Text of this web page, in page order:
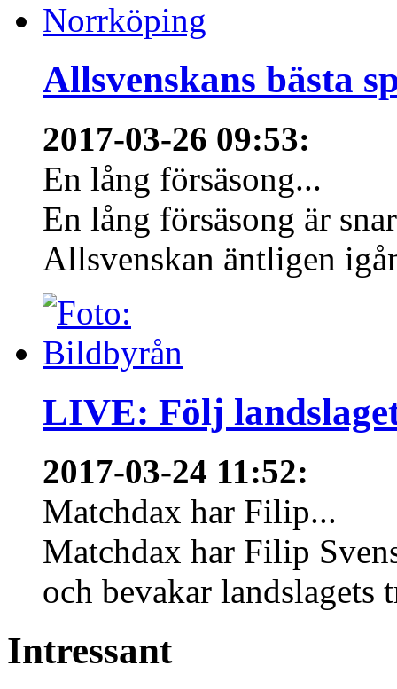
Allsvenskans bästa
2017-03-26 09:53:
En lång försäsong...
En lång försäsong är
Allsvenskan äntligen
LIVE: Följ
2017-03-24 11:52:
Matchdax har Filip...
Matchdax har Filip
och bevakar landslagets
Intressant